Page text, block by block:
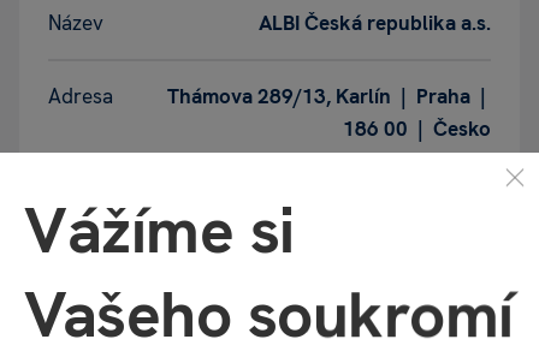
Název ALBI Česká republika a.s.
Adresa
Thámova 289/13, Karlín | Praha |
186 00 | Česko
Kontakt info@albi.cz
Vážíme si
Vašeho soukromí